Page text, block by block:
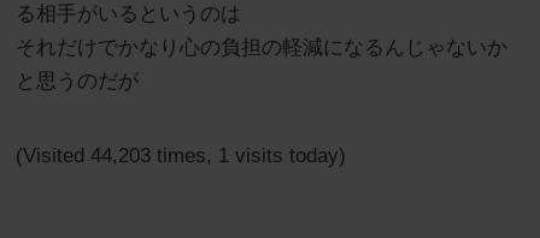
る相手がいるというのは
それだけでかなり心の負担の軽減になるんじゃないか
と思うのだが
(Visited 44,203 times, 1 visits today)